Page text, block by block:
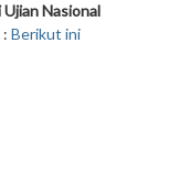
Nasional
Berikut ini